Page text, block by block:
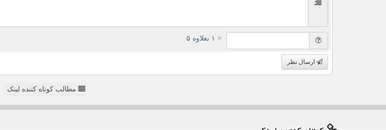
= ۱ بعلاوه ۵
ارسال نظر
مطالب کوتاه کننده لینک